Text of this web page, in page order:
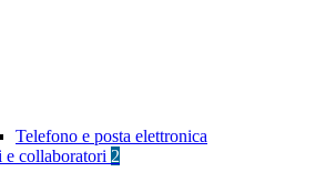
Telefono e posta elettronica
e collaboratori 2